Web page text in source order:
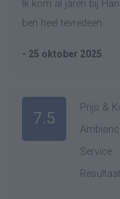
Ik kom al jaren bij
ben heel tevredeen.
- 25 oktober 2025
7.5
Prijs &
Service